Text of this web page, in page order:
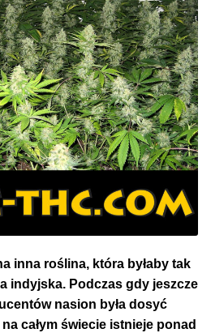
inna roślina, która byłaby tak
indyjska. Podczas gdy jeszcze
nasion była dosyć
całym świecie istnieje ponad